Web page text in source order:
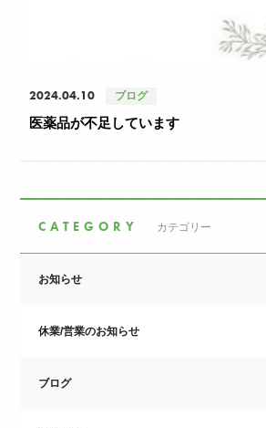
2024.04.10 ブログ
医薬品が不足しています
CATEGORY カテゴリー
お知らせ
休業/営業のお知らせ
ブログ